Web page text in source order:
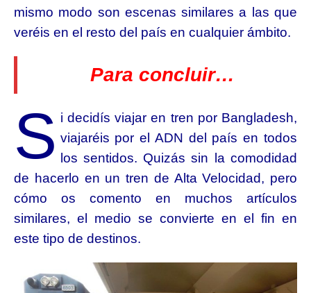
mismo modo son escenas similares a las que
veréis en el resto del país en cualquier ámbito.
Para concluir…
S i decidís viajar en tren por Bangladesh,
viajaréis por el ADN del país en todos
los sentidos. Quizás sin la comodidad
de hacerlo en un tren de Alta Velocidad, pero
cómo os comento en muchos artículos
similares, el medio se convierte en el fin en
este tipo de destinos.